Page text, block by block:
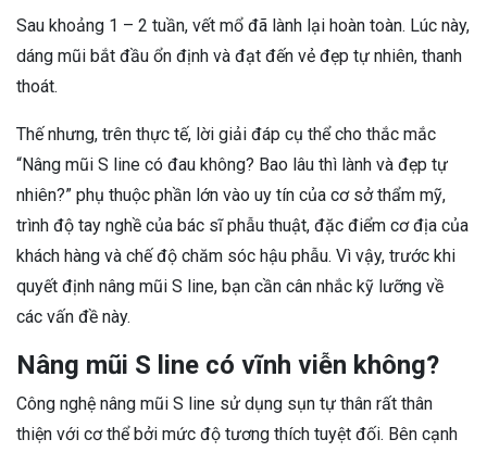
Sau khoảng 1 – 2 tuần, vết mổ đã lành lại hoàn toàn. Lúc này,
dáng mũi bắt đầu ổn định và đạt đến vẻ đẹp tự nhiên, thanh
thoát.
Thế nhưng, trên thực tế, lời giải đáp cụ thể cho thắc mắc
“Nâng mũi S line có đau không? Bao lâu thì lành và đẹp tự
nhiên?” phụ thuộc phần lớn vào uy tín của cơ sở thẩm mỹ,
trình độ tay nghề của bác sĩ phẫu thuật, đặc điểm cơ địa của
khách hàng và chế độ chăm sóc hậu phẫu. Vì vậy, trước khi
quyết định nâng mũi S line, bạn cần cân nhắc kỹ lưỡng về
các vấn đề này.
Nâng mũi S line có vĩnh viễn không?
Công nghệ nâng mũi S line sử dụng sụn tự thân rất thân
thiện với cơ thể bởi mức độ tương thích tuyệt đối. Bên cạnh